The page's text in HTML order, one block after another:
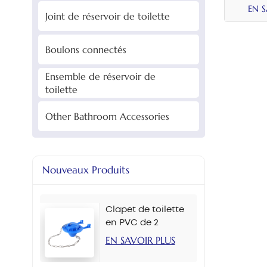
Joint de réservoir de toilette
Boulons connectés
Ensemble de réservoir de
toilette
Other Bathroom Accessories
Nouveaux Produits
Clapet de toilette
en PVC de 2
pouces, plusieurs
EN SAVOIR PLUS
EN